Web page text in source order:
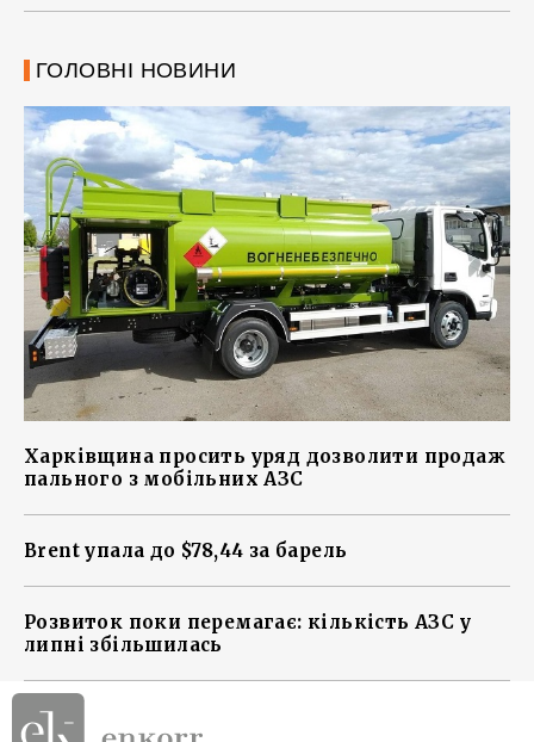
ГОЛОВНІ НОВИНИ
Харківщина просить уряд дозволити продаж
пального з мобільних АЗС
Brent упала до $78,44 за барель
Розвиток поки перемагає: кількість АЗС у
липні збільшилась